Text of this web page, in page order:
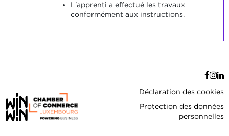
L'apprenti a effectué les travaux
conformément aux instructions.
Déclaration des cookies
Protection des données
personnelles